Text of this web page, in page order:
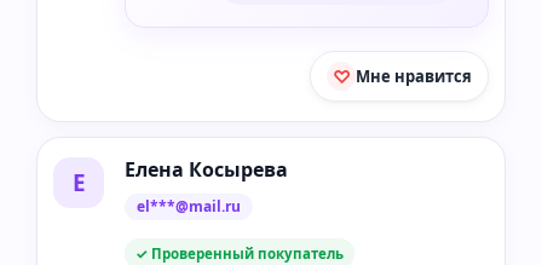
Мне нравится
Е Елена Косырева
el***@mail.ru
✓ Проверенный покупатель